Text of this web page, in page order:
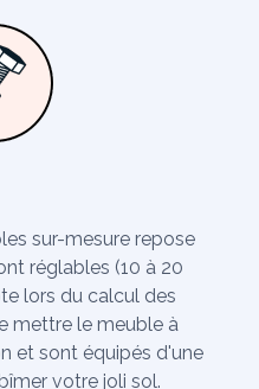
sur-mesure repose
réglables (10 à 20
lors du calcul des
mettre le meuble à
et sont équipés d'une
votre joli sol.